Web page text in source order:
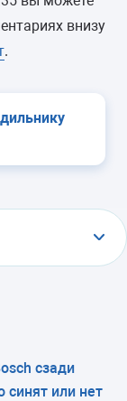
внизу
.
сзади
синят или нет